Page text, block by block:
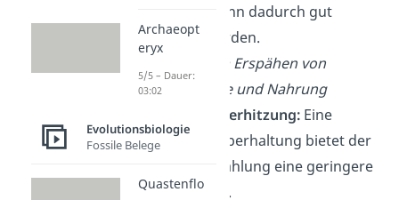
Landschaft kann dadurch gut
überblickt werden.
zum Erspähen von
Feinden, Beute und Nahrung
Schutz vor Überhitzung: Eine
aufrechte Körperhaltung bietet der
Sonneneinstrahlung eine geringere
Angriffsfläche.
Archaeopt
eryx
5/5 – Dauer:
03:02
Evolutionsbiologie
Fossile Belege
Quastenflo